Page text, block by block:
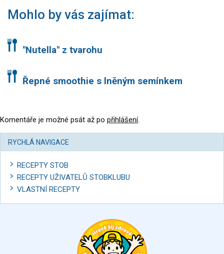
Mohlo by vás zajímat:
"Nutella" z tvarohu
Řepné smoothie s lněným semínkem
Komentáře je možné psát až po přihlášení.
RYCHLÁ NAVIGACE
RECEPTY STOB
RECEPTY UŽIVATELŮ STOBKLUBU
VLASTNÍ RECEPTY